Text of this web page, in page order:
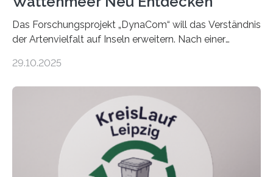
Das Forschungsprojekt „DynaCom“ will das Verständnis
der Artenvielfalt auf Inseln erweitern. Nach einer
Beobachtungen im Wattenmeer ist nun eine große
Oldenburg befassen sich insbesondere damit, wie ein
Ökosystem gedeiht – und wie sich dieser Prozess
verlässlich prognostizieren lässt. Grünes Licht für
„DynaCom“: Die Deutsche Forschungsgemeinschaft
(DFG) fördert das Anfang 2019 gestartete
Forschungsprojekt an der Universität Oldenburg für
29.10.2025